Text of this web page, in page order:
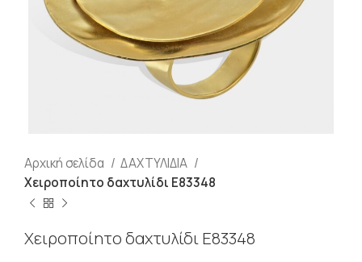
Αρχική σελίδα
ΔΑΧΤΥΛΙΔΙΑ
Χειροποίητο δαχτυλίδι Ε83348
Χειροποίητο δαχτυλίδι Ε83348